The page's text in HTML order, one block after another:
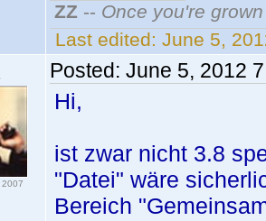
ZZ -- Once you're
Last edited: June 5,
2007
Posted: June 5, 2012
Hi,
ist zwar nicht 3.8
"Datei" wäre
Bereich